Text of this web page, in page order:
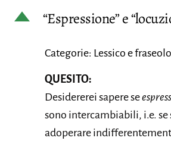
D “Espressione” e
Categorie: Lessico e
QUESITO:
Desidererei sapere se
sono intercambiabili, i.e. se
adoperare